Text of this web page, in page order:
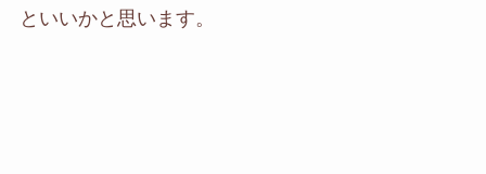
といいかと思います。